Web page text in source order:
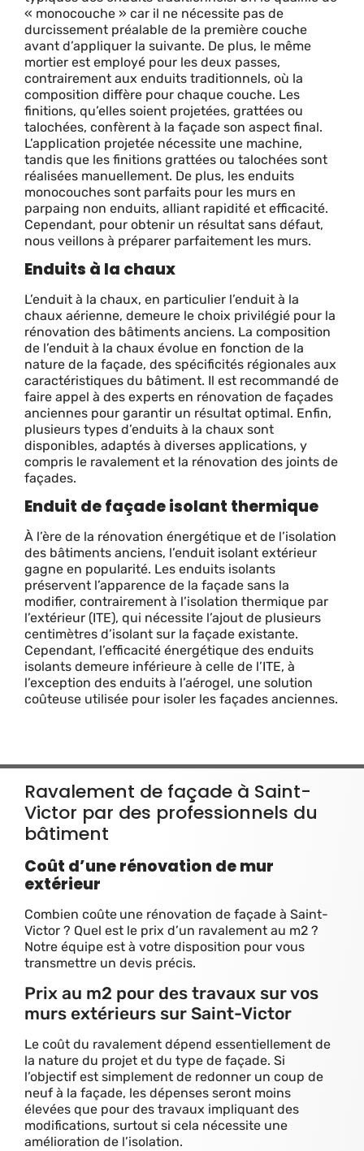
« monocouche » car il ne nécessite pas de
durcissement préalable de la première couche
avant d’appliquer la suivante. De plus, le même
mortier est employé pour les deux passes,
contrairement aux enduits traditionnels, où la
composition diffère pour chaque couche. Les
finitions, qu’elles soient projetées, grattées ou
talochées, confèrent à la façade son aspect final.
L’application projetée nécessite une machine,
tandis que les finitions grattées ou talochées sont
réalisées manuellement. De plus, les enduits
monocouches sont parfaits pour les murs en
parpaing non enduits, alliant rapidité et efficacité.
Cependant, pour obtenir un résultat sans défaut,
nous veillons à préparer parfaitement les murs.
Enduits à la chaux
L’enduit à la chaux, en particulier l’enduit à la
chaux aérienne, demeure le choix privilégié pour la
rénovation des bâtiments anciens. La composition
de l’enduit à la chaux évolue en fonction de la
nature de la façade, des spécificités régionales aux
caractéristiques du bâtiment. Il est recommandé de
faire appel à des experts en rénovation de façades
anciennes pour garantir un résultat optimal. Enfin,
plusieurs types d’enduits à la chaux sont
disponibles, adaptés à diverses applications, y
compris le ravalement et la rénovation des joints de
façades.
Enduit de façade isolant thermique
À l’ère de la rénovation énergétique et de l’isolation
des bâtiments anciens, l’enduit isolant extérieur
gagne en popularité. Les enduits isolants
préservent l’apparence de la façade sans la
modifier, contrairement à l’isolation thermique par
l’extérieur (ITE), qui nécessite l’ajout de plusieurs
centimètres d’isolant sur la façade existante.
Cependant, l’efficacité énergétique des enduits
isolants demeure inférieure à celle de l’ITE, à
l’exception des enduits à l’aérogel, une solution
coûteuse utilisée pour isoler les façades anciennes.
Ravalement de façade à Saint-
Victor par des professionnels du
bâtiment
Coût d’une rénovation de mur
extérieur
Combien coûte une rénovation de façade à Saint-
Victor ? Quel est le prix d’un ravalement au m2 ?
Notre équipe est à votre disposition pour vous
transmettre un devis précis.
Prix au m2 pour des travaux sur vos
murs extérieurs sur Saint-Victor
Le coût du ravalement dépend essentiellement de
la nature du projet et du type de façade. Si
l’objectif est simplement de redonner un coup de
neuf à la façade, les dépenses seront moins
élevées que pour des travaux impliquant des
modifications, surtout si cela nécessite une
amélioration de l’isolation.